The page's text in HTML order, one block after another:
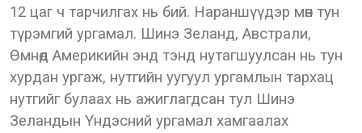
12 цаг ч тарчилгах нь бий. Нараншүүдэр мөн тун
түрэмгий ургамал. Шинэ Зеланд, Австрали,
Өмнөд Америкийн энд тэнд нутагшуулсан нь тун
хурдан ургаж, нутгийн уугуул ургамлын тархац
нутгийг булаах нь ажиглагдсан тул Шинэ
Зеландын Үндэсний ургамал хамгаалах